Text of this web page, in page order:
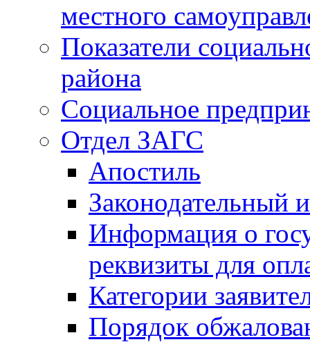
местного
Показатели
района
Социальное
Отдел ЗАГС
Апостиль
Законодательный
Информация о
реквизиты для
Категории
Порядок